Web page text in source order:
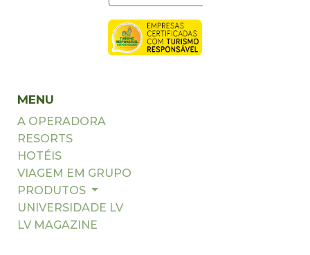
MENU
A OPERADORA
RESORTS
HOTÉIS
VIAGEM EM GRUPO
PRODUTOS
UNIVERSIDADE LV
LV MAGAZINE